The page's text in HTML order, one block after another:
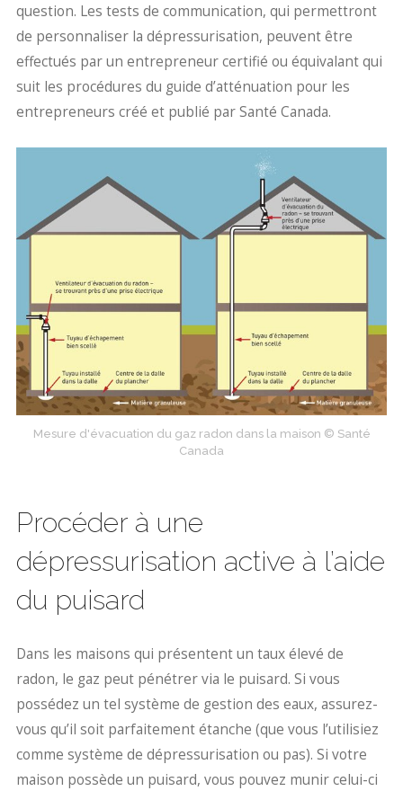
question. Les tests de communication, qui permettront
de personnaliser la dépressurisation, peuvent être
effectués par un entrepreneur certifié ou équivalant qui
suit les procédures du guide d’atténuation pour les
entrepreneurs créé et publié par Santé Canada.
Mesure d'évacuation du gaz radon dans la maison © Santé
Canada
Procéder à une
dépressurisation active à l’aide
du puisard
Dans les maisons qui présentent un taux élevé de
radon, le gaz peut pénétrer via le puisard. Si vous
possédez un tel système de gestion des eaux, assurez-
vous qu’il soit parfaitement étanche (que vous l’utilisiez
comme système de dépressurisation ou pas). Si votre
maison possède un puisard, vous pouvez munir celui-ci